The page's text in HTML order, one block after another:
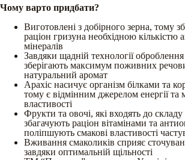
Чому варто придбати?
Виготовлені з добірного зерна, тому
раціон гризуна необхідною кількістю
мінералів
Завдяки щадній технології оброблення
зберігають максимум поживних
натуральний аромат
Арахіс насичує організм білками та
тому є відмінним джерелом енергії та
властивості
Фрукти та овочі, які входять до
збагачують раціон вітамінами та
поліпшують смакові властивості
Вживання смаколиків сприяє
завдяки оптимальній щільності